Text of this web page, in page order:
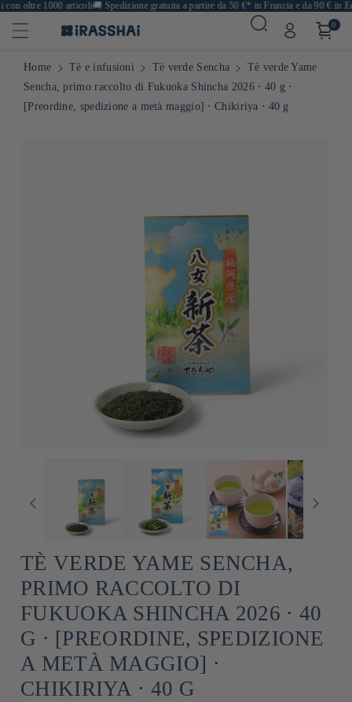
oltre 1000 articoli🚚Spedizione gratuita a partire da 50 €* in Francia e da 90 € in
0
Home Tè e infusioni Tè verde Sencha
Tè verde Yame
Sencha, primo raccolto di Fukuoka Shincha 2026 ⋅ 40 g ⋅
[Preordine, spedizione a metà maggio] ⋅ Chikiriya ⋅ 40 g
TÈ VERDE YAME SENCHA,
PRIMO RACCOLTO DI
FUKUOKA SHINCHA 2026 ⋅ 40
G ⋅ [PREORDINE, SPEDIZIONE
A METÀ MAGGIO] ⋅
CHIKIRIYA ⋅ 40 G